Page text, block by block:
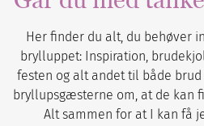
Her finder du alt, du behøver
brylluppet: Inspiration,
festen og alt andet til både brud
bryllupsgæsterne om, at de kan
Alt sammen for at I kan få